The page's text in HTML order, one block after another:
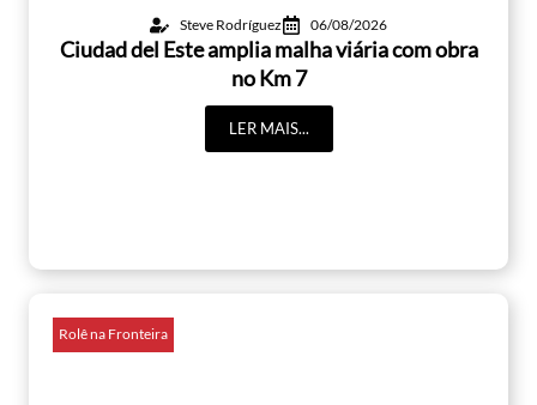
Steve Rodríguez 06/08/2026
Ciudad del Este amplia malha viária com obra
no Km 7
LER MAIS...
Rolê na Fronteira